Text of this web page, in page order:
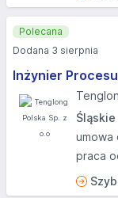
Inżynier
Śląskie
umowa
praca
Polecana
Dodana 3 sierpnia